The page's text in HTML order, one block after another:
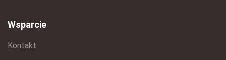
Wsparcie
Kontakt